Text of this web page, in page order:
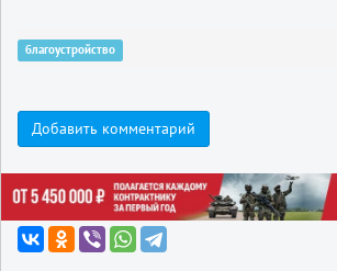
благоустройство
Добавить комментарий